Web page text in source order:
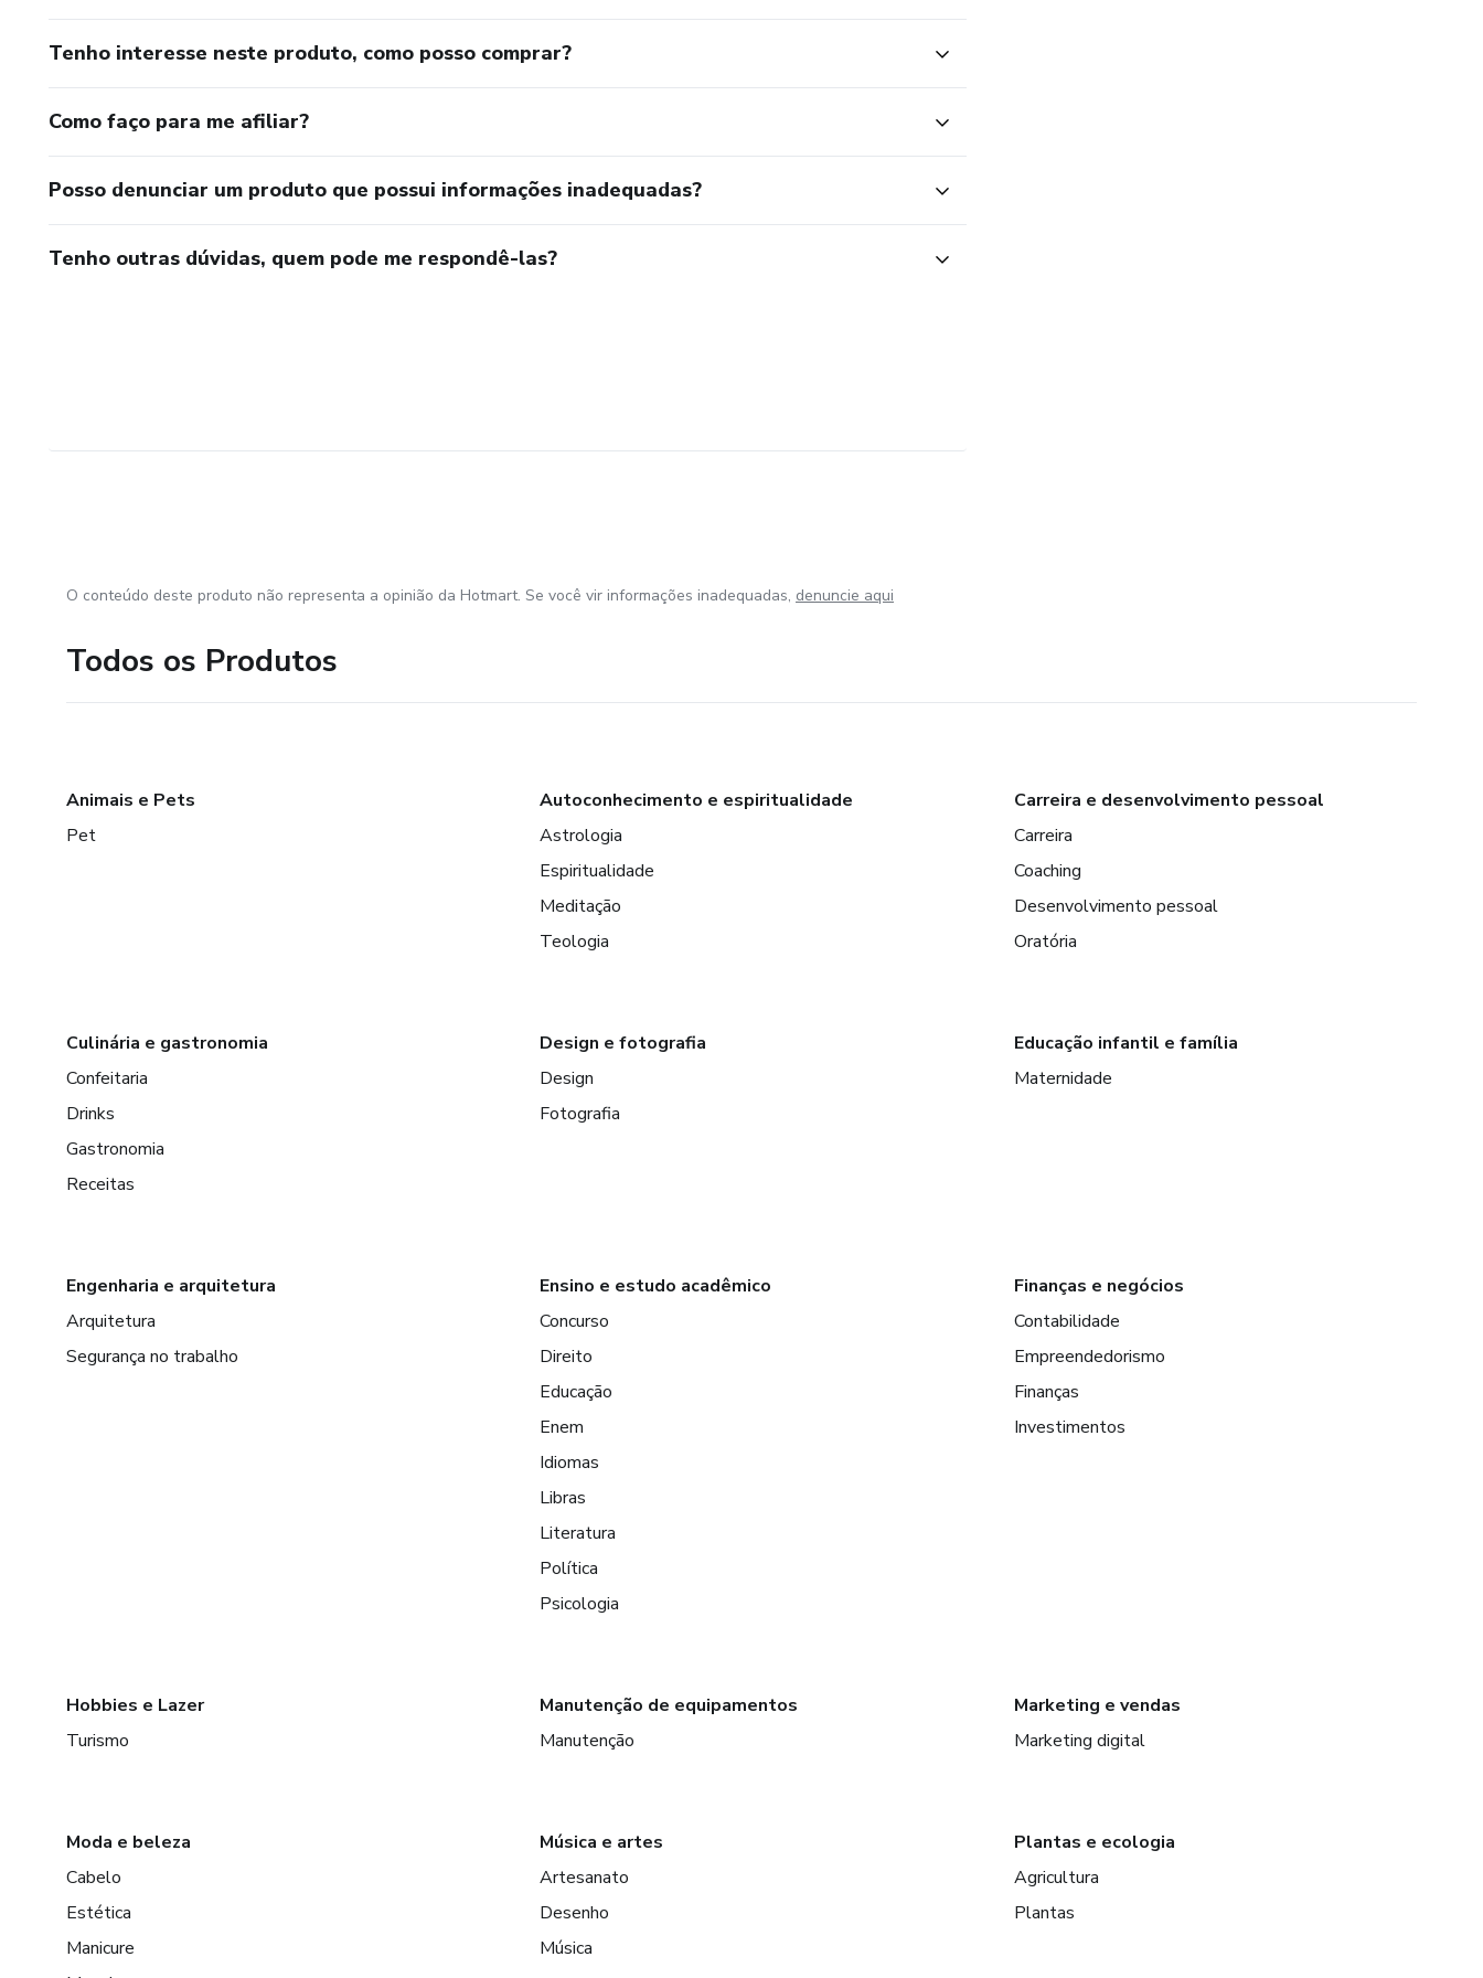
Tenho interesse neste produto, como posso comprar?
Como faço para me afiliar?
Posso denunciar um produto que possui informações inadequadas?
Tenho outras dúvidas, quem pode me respondê-las?
O conteúdo deste produto não representa a opinião da Hotmart. Se você vir informações inadequadas, denuncie aqui
Todos os Produtos
Animais e Pets
Pet
Autoconhecimento e espiritualidade
Astrologia
Espiritualidade
Meditação
Teologia
Carreira e desenvolvimento pessoal
Carreira
Coaching
Desenvolvimento pessoal
Oratória
Culinária e gastronomia
Confeitaria
Drinks
Gastronomia
Receitas
Design e fotografia
Design
Fotografia
Educação infantil e família
Maternidade
Engenharia e arquitetura
Arquitetura
Segurança no trabalho
Ensino e estudo acadêmico
Concurso
Direito
Educação
Enem
Idiomas
Libras
Literatura
Política
Psicologia
Finanças e negócios
Contabilidade
Empreendedorismo
Finanças
Investimentos
Hobbies e Lazer
Turismo
Manutenção de equipamentos
Manutenção
Marketing e vendas
Marketing digital
Moda e beleza
Cabelo
Estética
Manicure
Música e artes
Artesanato
Desenho
Música
Plantas e ecologia
Agricultura
Plantas